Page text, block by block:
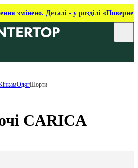
змінено. Деталі - у розділі
ОдягШорти
CARICA